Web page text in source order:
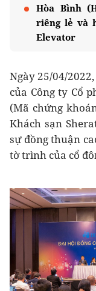
Hòa Bình
riêng lẻ và
Elevator
Ngày 25/04/
của Công ty Cổ
(Mã chứng
Khách sạn
sự đồng thuận
tờ trình của cổ